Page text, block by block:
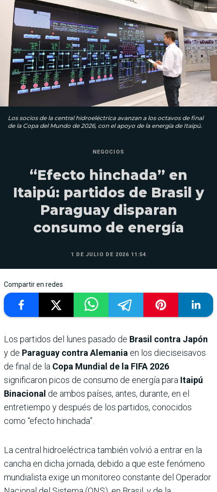
Los socios de la central hidroeléctrica avanzan a los octavos de final
de la Copa del Mundo de 2026, con el apoyo de la energía de Itaipú.
NEGOCIOS
“Efecto hinchada” en
Itaipú: partidos de Brasil y
Paraguay disparan
consumo de energía
1 DE JULIO DE 2026 11:54
Compartir en redes
Los partidos del lunes pasado de Brasil contra Japón
y de Paraguay contra Alemania en los dieciseisavos
de final de la Copa Mundial de la FIFA 2026
significaron picos de consumo de energía para Itaipú
Binacional de ambos países, antes, durante, en el
entretiempo y después de los partidos, conocidos
como “efecto hinchada”.
La central hidroeléctrica también volvió a entrar en la
cancha en dicha jornada, debido a que este fenómeno
mundialista exige un monitoreo constante del Operador